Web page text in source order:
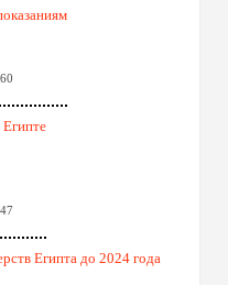
Египта до 2024 года